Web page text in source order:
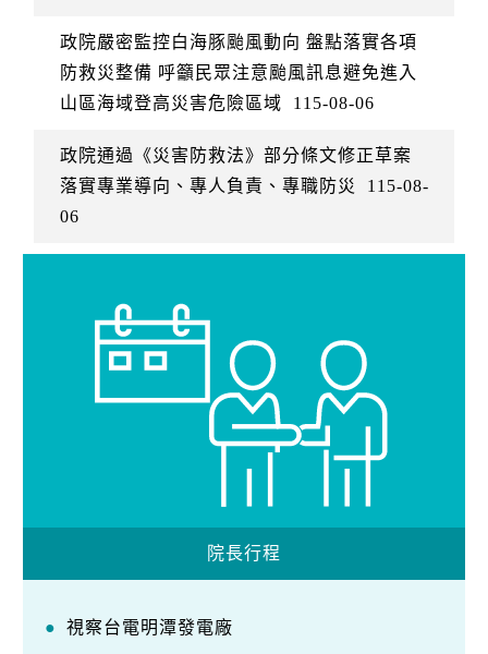
政院嚴密監控白海豚颱風動向 盤點落實各項
防救災整備 呼籲民眾注意颱風訊息避免進入
山區海域登高災害危險區域
115-08-06
政院通過《災害防救法》部分條文修正草案
落實專業導向、專人負責、專職防災
115-08-
06
院長行程
視察台電明潭發電廠